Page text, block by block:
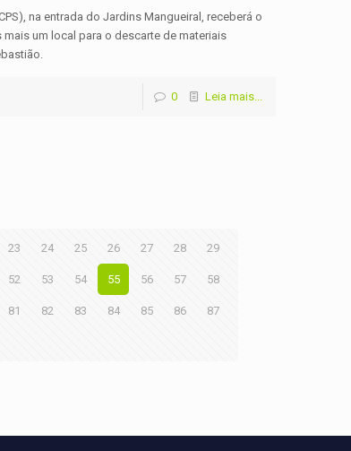
na entrada do Jardins Mangueiral, receberá o
um local para o descarte de materiais
0 Leia mais...
23 24 25 26 27 28 29
52 53 54 55 56 57 58
81 82 83 84 85 86 87